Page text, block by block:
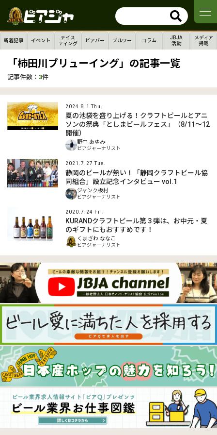
新着記事 イベント
テイス
ティング
ビアバー ブルワー コラム
JBJA
活動
メディア
掲載
「柿田川ブリューイング」の記事一覧
記事件数： 3件
2024.8.1 Thu.
夏の池袋を盛り上げる！クラフトビールとアニ
ソンの祭典「としまビールフェス」（8/11〜12
開催）
野中 あゆみ
ビアジャーナリスト
2021.7.27 Tue.
静岡のビールが熱い！「静岡クラフトビール協
同組合」設立記念インタビュー vol.1
ジャンク板村
ビアジャーナリスト
2020.7.24 Fri.
KURANDクラフトビール第 3 弾は、お中元・夏
のギフトにもおすすめです！
くまざわ ななこ
ビアジャーナリスト